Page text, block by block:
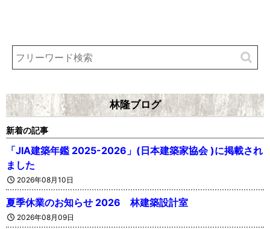
林隆ブログ
新着の記事
「JIA建築年鑑 2025-2026」(日本建築家協会 )に掲載され
ました
2026年08月10日
夏季休業のお知らせ 2026 林建築設計室
2026年08月09日